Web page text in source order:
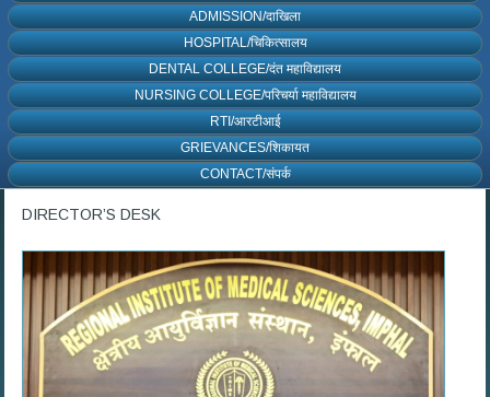
ADMISSION/दाखिला
HOSPITAL/चिकित्सालय
DENTAL COLLEGE/दंत महाविद्यालय
NURSING COLLEGE/परिचर्या महाविद्यालय
RTI/आरटीआई
GRIEVANCES/शिकायत
CONTACT/संपर्क
DIRECTOR’S DESK